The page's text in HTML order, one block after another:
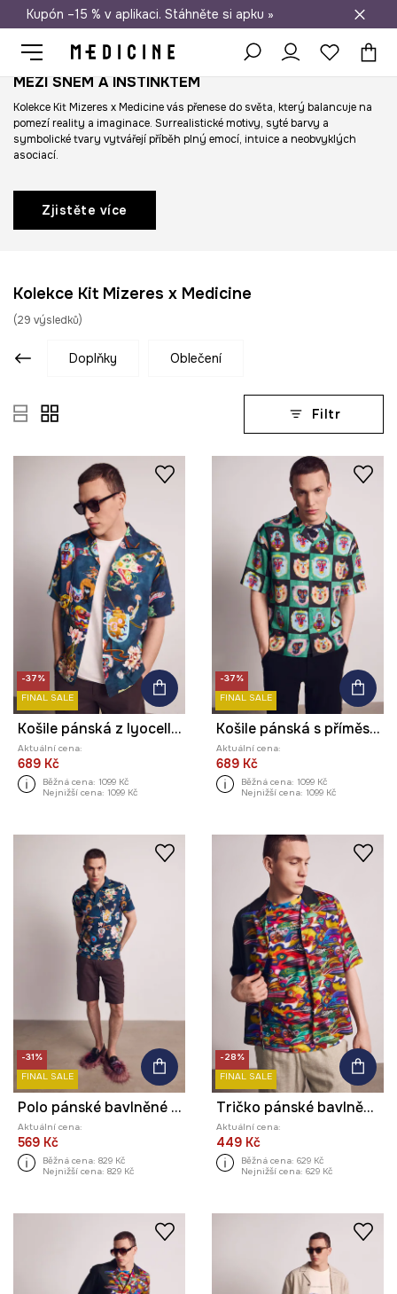
Doprava zdarma při nákupu nad 1 200 Kč
Kupón –15 % v aplikaci. Stáhněte si apku »
MEZI SNEM A INSTINKTEM
Kolekce Kit Mizeres x Medicine vás přenese do světa, který balancuje na
pomezí reality a imaginace. Surrealistické motivy, syté barvy a
symbolické tvary vytvářejí příběh plný emocí, intuice a neobvyklých
asociací.
Zjistěte více
Kolekce Kit Mizeres x Medicine
(29 výsledků)
doplňky oblečení
Filtr
-37%
FINAL SALE
Košile pánská z lyocellu z kolekce Kit Mizeres x Medicine
Aktuální cena:
689 Kč
Běžná cena: 1099 Kč
Nejnižší cena: 1099 Kč
-37%
FINAL SALE
Košile pánská s příměsí lnu z kolekce Kit Mizeres x Medicine
Aktuální cena:
689 Kč
Běžná cena: 1099 Kč
Nejnižší cena: 1099 Kč
-31%
FINAL SALE
Polo pánské bavlněné s elastanem z kolekce Kit Mizeres x Medicine
Aktuální cena:
569 Kč
Běžná cena: 829 Kč
Nejnižší cena: 829 Kč
-28%
FINAL SALE
Tričko pánské bavlněné s elastanem z kolekce Kit Mizeres x Medicine
Aktuální cena:
449 Kč
Běžná cena: 629 Kč
Nejnižší cena: 629 Kč